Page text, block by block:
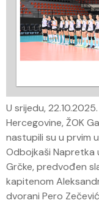
U srijedu,
Hercegovine, ŽOK
nastupili su u prvim
Odbojkaši Napretka
Grčke, predvođen
kapitenom
dvorani Pero